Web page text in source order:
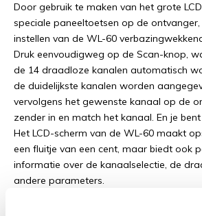
Door gebruik te maken van het grote
speciale paneeltoetsen op de
instellen van de WL-60
Druk eenvoudigweg op de Scan-knop,
de 14 draadloze kanalen automatisch
de duidelijkste kanalen worden
vervolgens het gewenste kanaal op de
zender in en match het kanaal. En je
Het LCD-scherm van de WL-60 maakt
een fluitje van een cent, maar biedt ook
informatie over de kanaalselectie, de
andere parameters.